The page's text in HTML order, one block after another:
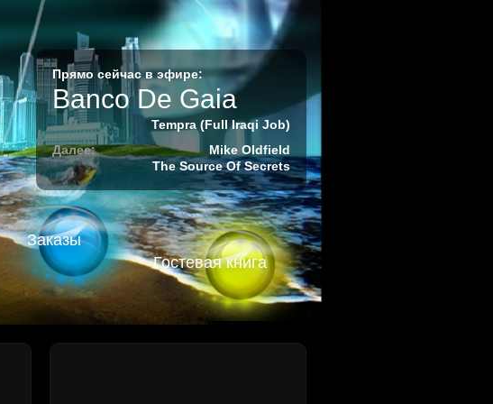
Прямо сейчас в эфире:
Banco De Gaia
Tempra (Full Iraqi Job)
Далее:
Mike Oldfield
The Source Of Secrets
Заказы
Гостевая книга